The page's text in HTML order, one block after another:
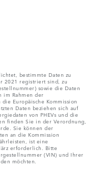
bestimmte Daten zu
2021 registriert sind, zu
sowie die Daten
im Rahmen der
Europäische Kommission
Daten beziehen sich auf
von PHEVs und die
finden Sie in der Verordnung,
Sie können der
an die Kommission
ist eine
erforderlich. Bitte
(VIN) und Ihrer
möchten.